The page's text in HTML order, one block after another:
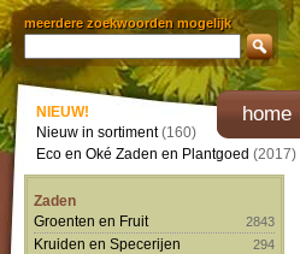
meerdere zoekwoorden mogelijk
home
NIEUW!
Nieuw in sortiment(160)
Eco en Oké Zaden en Plantgoed (2017)
Zaden
Groenten en Fruit
2843
Kruiden en Specerijen 294